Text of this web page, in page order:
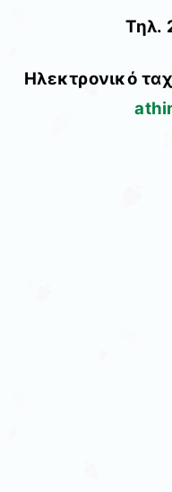
Τηλ.
Ηλεκτρονικό